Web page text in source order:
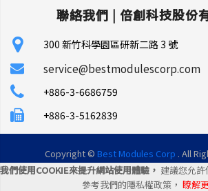
我們使用COOKIE來提升網站使用體驗， 建議您允許
參考我們的隱私權政策， 瞭解
聯絡我們 | 倍創科技股份
300 新竹科學園區研新二路 3 號
service@bestmodulescorp.com
+886-3-6686759
+886-3-5162839
Copyright © Best Modules Corp . All
| 網站地圖 | 統一編號: